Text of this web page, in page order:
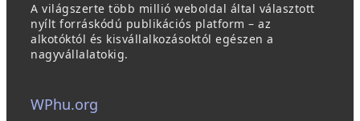
A világszerte több millió weboldal által választott
nyílt forráskódú publikációs platform – az
alkotóktól és kisvállalkozásoktól egészen a
nagyvállalatokig.
WPhu.org